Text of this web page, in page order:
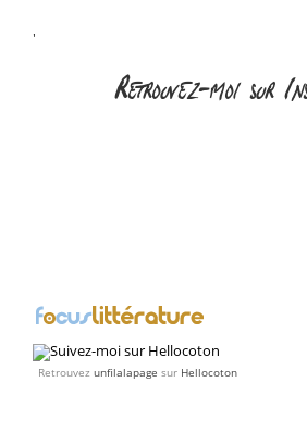
'
Retrouvez-moi sur
Retrouvez unfilalapage sur Hellocoton